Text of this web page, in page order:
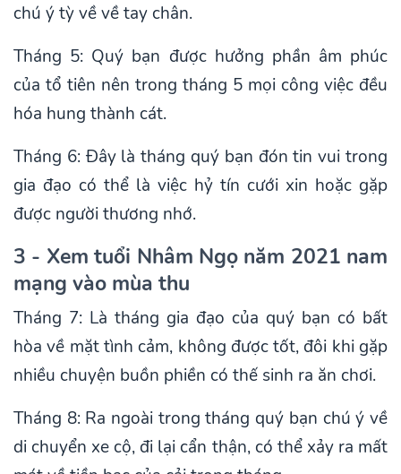
chú ý tỳ về về tay chân.
Tháng 5: Quý bạn được hưởng phần âm phúc
của tổ tiên nên trong tháng 5 mọi công việc đều
hóa hung thành cát.
Tháng 6: Đây là tháng quý bạn đón tin vui trong
gia đạo có thể là việc hỷ tín cưới xin hoặc gặp
được người thương nhớ.
3 - Xem tuổi Nhâm Ngọ năm 2021 nam
mạng vào mùa thu
Tháng 7: Là tháng gia đạo của quý bạn có bất
hòa về mặt tình cảm, không được tốt, đôi khi gặp
nhiều chuyện buồn phiền có thế sinh ra ăn chơi.
Tháng 8: Ra ngoài trong tháng quý bạn chú ý về
di chuyển xe cộ, đi lại cẩn thận, có thể xảy ra mất